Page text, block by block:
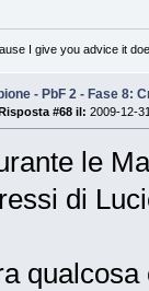
I give you advice it
- PbF 2 - Fase 8:
#68 il: 2009-12-
le
di